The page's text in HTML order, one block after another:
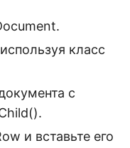
класс
с
и вставьте его